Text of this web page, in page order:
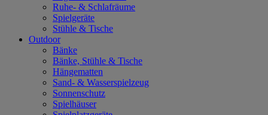
Ruhe- & Schlafräume
Spielgeräte
Stühle & Tische
Outdoor
Bänke
Bänke, Stühle & Tische
Hängematten
Sand- & Wasserspielzeug
Sonnenschutz
Spielhäuser